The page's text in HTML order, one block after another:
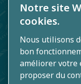
Atlas Copco
2610 Wilrijk
BE 0403.992.231
Notre site
cookies.
Nous utilisons
bon
améliorer votre
proposer du